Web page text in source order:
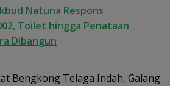
Natuna Respons
Toilet hingga Penataan
Dibangun
Bengkong Telaga Indah, Galang